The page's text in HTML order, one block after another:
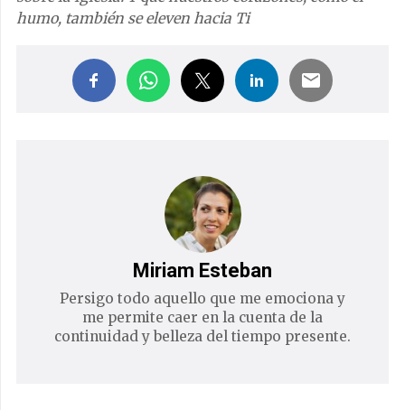
humo, también se eleven hacia Ti
Miriam Esteban
Persigo todo aquello que me emociona y
me permite caer en la cuenta de la
continuidad y belleza del tiempo presente.